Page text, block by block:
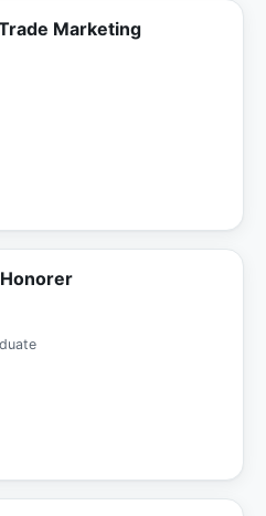
Marketing